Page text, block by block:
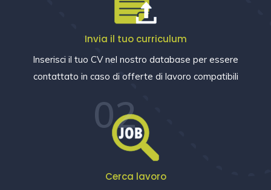
Invia il tuo curriculum
Inserisci il tuo CV nel nostro database per essere
contattato in caso di offerte di lavoro compatibili
02
Cerca lavoro